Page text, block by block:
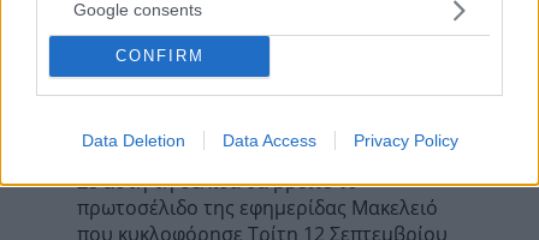
Google consents
CONFIRM
Data Deletion Data Access Privacy Policy
Τα σχόλια έχουν απενεργοποιηθεί για
Σε αυτή τη σελίδα θα βρείτε το
πρωτοσέλιδο της εφημερίδας Μακελειό
που κυκλοφόρησε Τρίτη 12 Σεπτεμβρίου